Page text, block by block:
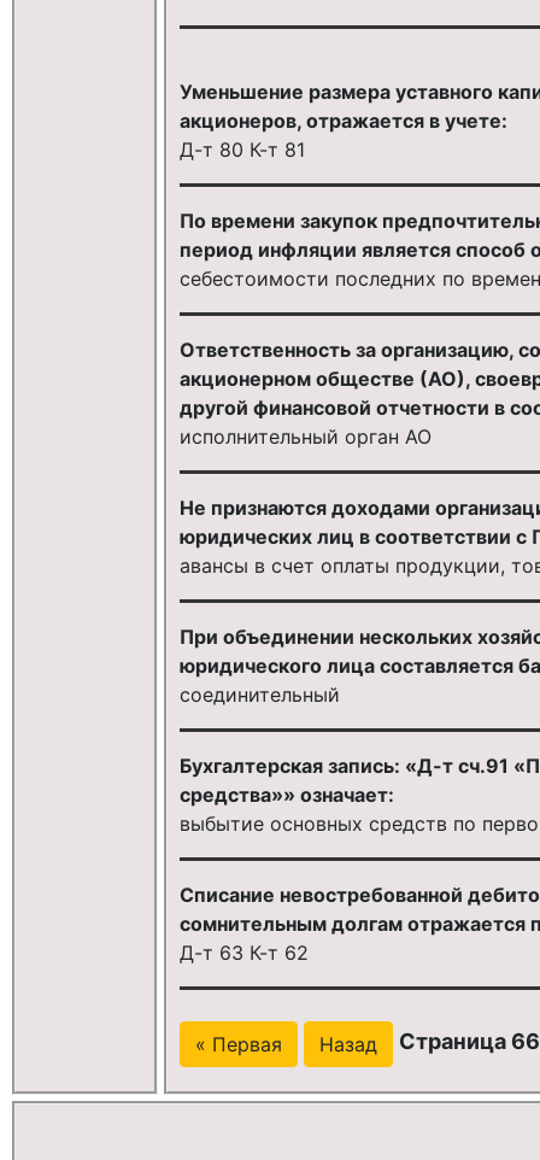
Уменьшение размера уставного
акционеров, отражается в учете:
Д-т 80 К-т 81
По времени закупок
период инфляции является способ
себестоимости последних по
Ответственность за организацию,
акционерном обществе (АО),
другой финансовой отчетности в
исполнительный орган АО
Не признаются доходами
юридических лиц в соответствии
авансы в счет оплаты продукции,
При объединении нескольких
юридического лица составляется
соединительный
Бухгалтерская запись: «Д-т сч.91
средства»» означает:
выбытие основных средств по
Списание невостребованной
сомнительным долгам отражается
Д-т 63 К-т 62
« Первая Назад Страница